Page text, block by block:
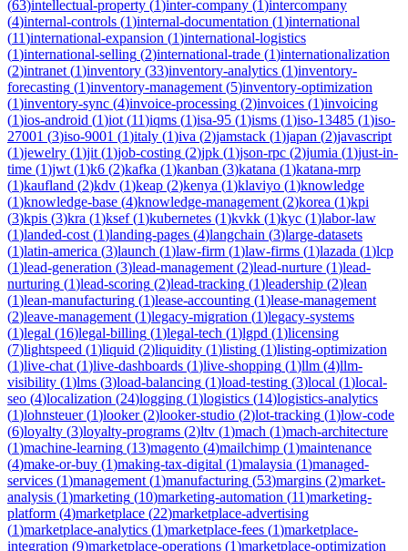
(63)intellectual-property (1)inter-company (1)intercompany
(4)internal-controls (1)internal-documentation (1)international
(11)international-expansion (1)international-logistics
(1)international-selling (2)international-trade (1)internationalization
(2)intranet (1)inventory (33)inventory-analytics (1)inventory-
forecasting (1)inventory-management (5)inventory-optimization
(1)inventory-sync (4)invoice-processing (2)invoices (1)invoicing
(1)ios-android (1)iot (11)iqms (1)isa-95 (1)isms (1)iso-13485 (1)iso-
27001 (3)iso-9001 (1)italy (1)iva (2)jamstack (1)japan (2)javascript
(1)jewelry (1)jit (1)job-costing (2)jpk (1)json-rpc (2)jumia (1)just-in-
time (1)jwt (1)k6 (2)kafka (1)kanban (3)katana (1)katana-mrp
(1)kaufland (2)kdv (1)keap (2)kenya (1)klaviyo (1)knowledge
(1)knowledge-base (4)knowledge-management (2)korea (1)kpi
(3)kpis (3)kra (1)ksef(1)kubernetes (1)kvkk (1)kyc (1)labor-law
(1)landed-cost (1)landing-pages (4)langchain (3)large-datasets
(1)latin-america (3)launch (1)law-firm (1)law-firms (1)lazada (1)lcp
(1)lead-generation (3)lead-management (2)lead-nurture (1)lead-
nurturing (1)lead-scoring (2)lead-tracking (1)leadership (2)lean
(1)lean-manufacturing (1)lease-accounting (1)lease-management
(2)leave-management (1)legacy-migration (1)legacy-systems
(1)legal (16)legal-billing (1)legal-tech (1)lgpd (1)licensing
(7)lightspeed (1)liquid (2)liquidity (1)listing (1)listing-optimization
(1)live-chat (1)live-dashboards (1)live-shopping (1)llm (4)llm-
visibility (1)lms (3)load-balancing (1)load-testing (3)local (1)local-
seo (4)localization (24)logging (1)logistics (14)logistics-analytics
(1)lohnsteuer(1)looker(2)looker-studio (2)lot-tracking (1)low-code
(6)loyalty (3)loyalty-programs (2)ltv (1)mach (1)mach-architecture
(1)machine-learning (13)magento (4)mailchimp (1)maintenance
(4)make-or-buy (1)making-tax-digital (1)malaysia (1)managed-
services (1)management (1)manufacturing (53)margins (2)market-
analysis (1)marketing (10)marketing-automation (11)marketing-
platform (4)marketplace (22)marketplace-advertising
(1)marketplace-analytics (1)marketplace-fees (1)marketplace-
integration (9)marketplace-operations (1)marketplace-optimization